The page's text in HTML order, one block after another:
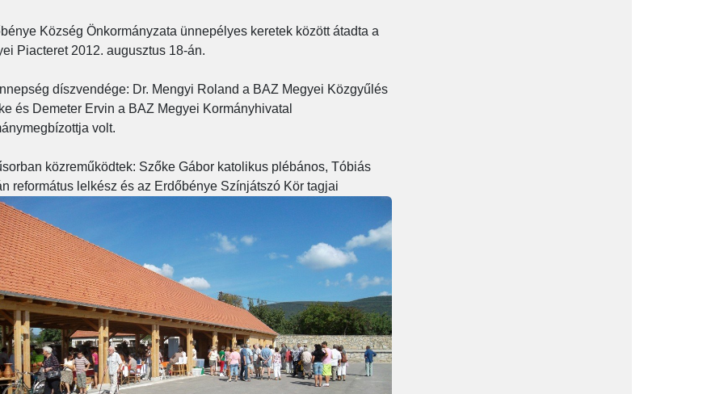
Község Önkormányzata ünnepélyes keretek között átadta a
Piacteret 2012. augusztus 18-án.
díszvendége: Dr. Mengyi Roland a BAZ Megyei Közgyűlés
és Demeter Ervin a BAZ Megyei Kormányhivatal
volt.
közreműködtek: Szőke Gábor katolikus plébános, Tóbiás
református lelkész és az Erdőbénye Színjátszó Kör tagjai